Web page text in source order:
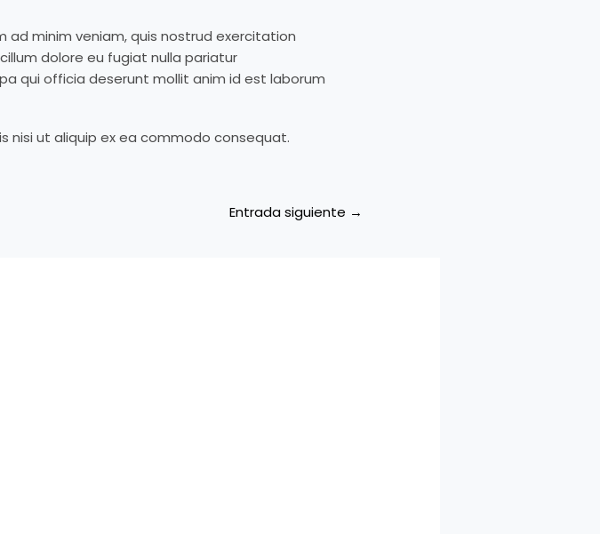
ad minim veniam, quis nostrud exercitation
dolore eu fugiat nulla pariatur
qui officia deserunt mollit anim id est laborum
nisi ut aliquip ex ea commodo consequat.
Entrada siguiente →